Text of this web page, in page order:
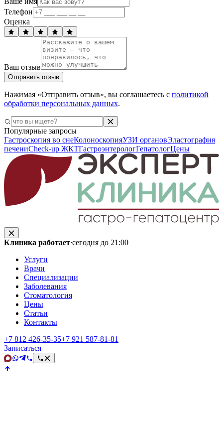
Телефон
Оценка
Ваш отзыв
Отправить отзыв
Нажимая «Отправить отзыв», вы соглашаетесь с политикой
обработки персональных данных.
Популярные запросы
Гастроскопия во снеКолоноскопияУЗИ органовЭластография
печениCheck-up ЖКТГастроэнтерологГепатологЦены
Клиника работает·сегодня до 21:00
Услуги
Врачи
Специализации
Заболевания
Стоматология
Цены
Статьи
Контакты
+7 812 426‑35‑35+7 921 587‑81‑81
Записаться